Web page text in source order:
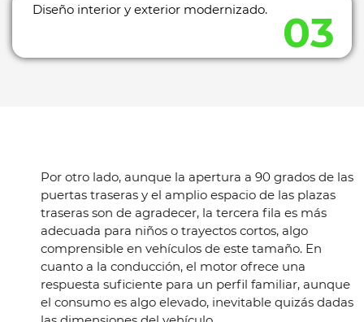
Diseño interior y exterior modernizado.
Por otro lado, aunque la apertura a 90 grados de las
puertas traseras y el amplio espacio de las plazas
traseras son de agradecer, la tercera fila es más
adecuada para niños o trayectos cortos, algo
comprensible en vehículos de este tamaño. En
cuanto a la conducción, el motor ofrece una
respuesta suficiente para un perfil familiar, aunque
el consumo es algo elevado, inevitable quizás dadas